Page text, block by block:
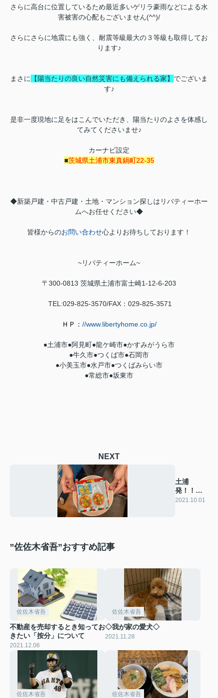
さらに高台に位置しているため最近多いゲリラ豪雨などによる水
害被害の心配もございません(^^)/
さらにさらに地震にも強く、耐震等級最大の３等級も取得してお
ります♪
まさに 【陽当たりの良い自然災害にも備えられる家】 でございま
す♪
是非一度現地に足をはこんでいただき、陽当たりのよさを体感し
てみてくださいませ♪
カーナビ設定
■茨城県土浦市東真鍋町22-35
◆新築戸建・中古戸建・土地・マンション探しはリバティーホー
ムへお任せください◆
皆様からのお問い合わせ心よりお待ちしております！
~リバティーホーム~
〒300-0813 茨城県土浦市富士崎1-12-6-203
TEL:029-825-3570/FAX：029-825-3571
ＨＰ： //www.libertyhome.co.jp/
●土浦市●阿見町●龍ケ崎市●かすみがうら市
●牛久市●つくば市●石岡市
●小美玉市●水戸市●つくばみらい市
●常総市●坂東市
NEXT
土浦
発！！第
９回 最近
2021.10.01
”佐佐木省吾”おすすめ記事
佐佐木省吾
不動産を売却するとき知ってお
きたい「按分」について
2021.12.06
佐佐木省吾
◇我が家の愛犬◇
2021.11.28
佐佐木省吾 佐佐木省吾